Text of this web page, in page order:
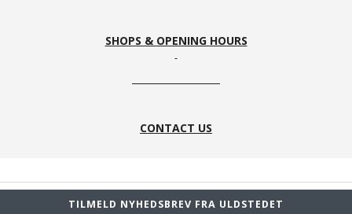
SHOPS & OPENING HOURS
CONTACT US
TILMELD NYHEDSBREV FRA ULDSTEDET